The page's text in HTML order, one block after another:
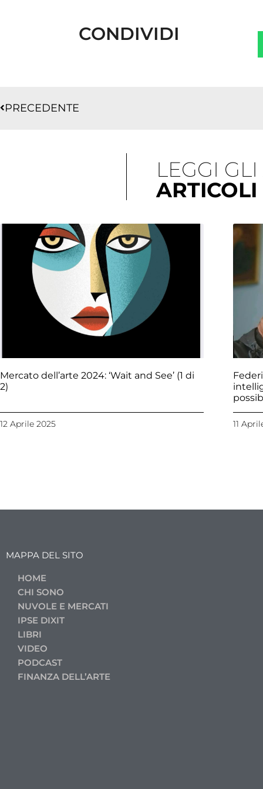
CONDIVIDI
PRECEDENTE
LEGGI GLI
ARTICOLI
Mercato dell’arte 2024: ‘Wait and See’ (1 di
2)
12 Aprile 2025 11
MAPPA DEL SITO
HOME
CHI SONO
NUVOLE E MERCATI
IPSE DIXIT
LIBRI
VIDEO
PODCAST
FINANZA DELL’ARTE